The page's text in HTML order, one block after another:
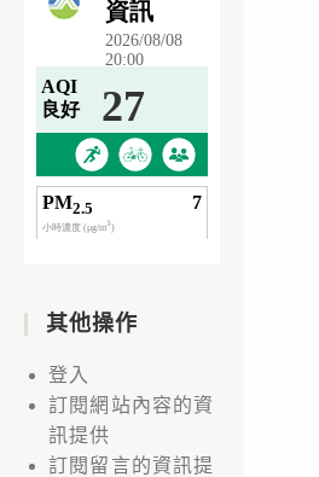
其他操作
登入
訂閱網站內容的資
訊提供
訂閱留言的資訊提